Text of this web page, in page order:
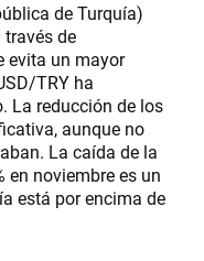
de Turquía)
de
evita un mayor
TRY ha
La reducción de los
aunque no
La caída de la
en noviembre es un
está por encima de